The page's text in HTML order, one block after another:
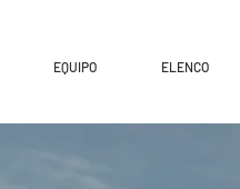
EQUIPO ELENCO